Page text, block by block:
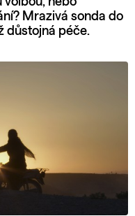
Mrazivá sonda do
důstojná péče.